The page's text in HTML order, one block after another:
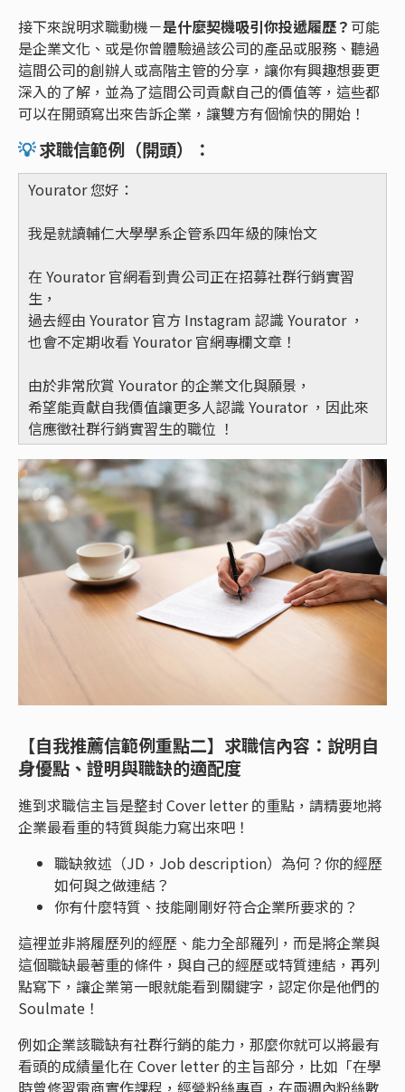
接下來說明求職動機－是什麼契機吸引你投遞履歷？ 可能
是企業文化、或是你曾體驗過該公司的產品或服務、聽過
這間公司的創辦人或高階主管的分享，讓你有興趣想要更
深入的了解，並為了這間公司貢獻自己的價值等，這些都
可以在開頭寫出來告訴企業，讓雙方有個愉快的開始！
💡求職信範例（開頭）：
Yourator 您好：
我是就讀輔仁大學學系企管系四年級的陳怡文
在 Yourator 官網看到貴公司正在招募社群行銷實習
生，
過去經由 Yourator 官方 Instagram 認識 Yourator ，
也會不定期收看 Yourator 官網專欄文章！
由於非常欣賞 Yourator 的企業文化與願景，
希望能貢獻自我價值讓更多人認識 Yourator ，因此來
信應徵社群行銷實習生的職位 ！
【自我推薦信範例重點二】求職信內容：說明自
身優點、證明與職缺的適配度
進到求職信主旨是整封 Cover letter 的重點，請精要地將
企業最看重的特質與能力寫出來吧！
職缺敘述（JD，Job description）為何？你的經歷
如何與之做連結？
你有什麼特質、技能剛剛好符合企業所要求的？
這裡並非將履歷列的經歷、能力全部羅列，而是將企業與
這個職缺最著重的條件，與自己的經歷或特質連結，再列
點寫下，讓企業第一眼就能看到關鍵字，認定你是他們的
Soulmate！
例如企業該職缺有社群行銷的能力，那麼你就可以將最有
看頭的成績量化在 Cover letter 的主旨部分，比如「在學